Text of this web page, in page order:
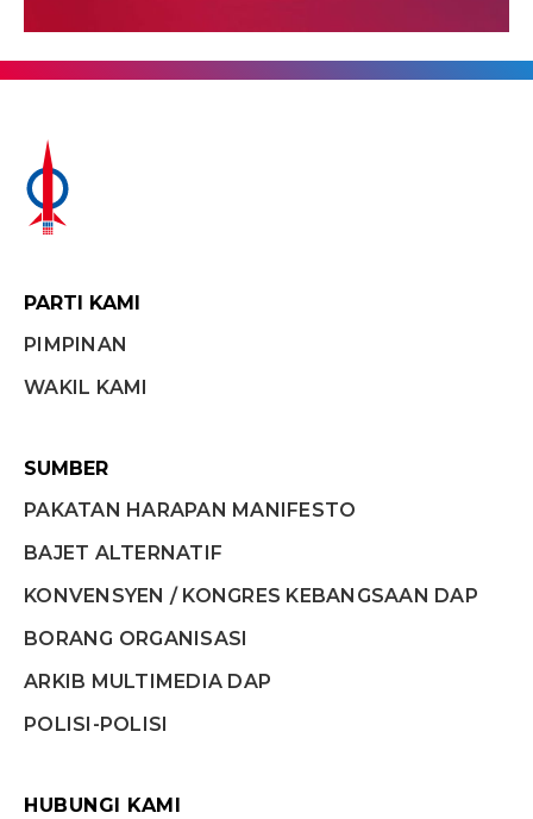
PARTI KAMI
PIMPINAN
WAKIL KAMI
SUMBER
PAKATAN HARAPAN MANIFESTO
BAJET ALTERNATIF
KONVENSYEN / KONGRES KEBANGSAAN DAP
BORANG ORGANISASI
ARKIB MULTIMEDIA DAP
POLISI-POLISI
HUBUNGI KAMI